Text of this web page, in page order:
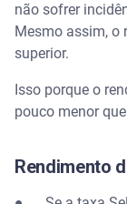
não sofrer
Mesmo assim, o
superior.
Isso porque o
pouco menor
Rendimento